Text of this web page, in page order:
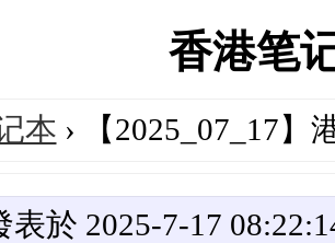
香港笔
本 › 【2025_07_17
表於 2025-7-17